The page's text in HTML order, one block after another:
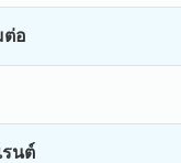
ต่อ
นต์